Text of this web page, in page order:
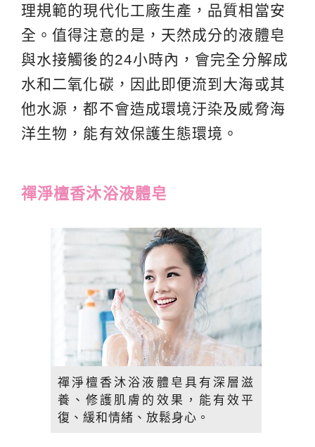
理規範的現代化工廠生產，品質相當安
全。值得注意的是，天然成分的液體皂
與水接觸後的24小時內，會完全分解成
水和二氧化碳，因此即便流到大海或其
他水源，都不會造成環境汙染及威脅海
洋生物，能有效保護生態環境。
禪淨檀香沐浴液體皂
禪淨檀香沐浴液體皂具有深層滋
養、修護肌膚的效果，能有效平
復、緩和情緒、放鬆身心。